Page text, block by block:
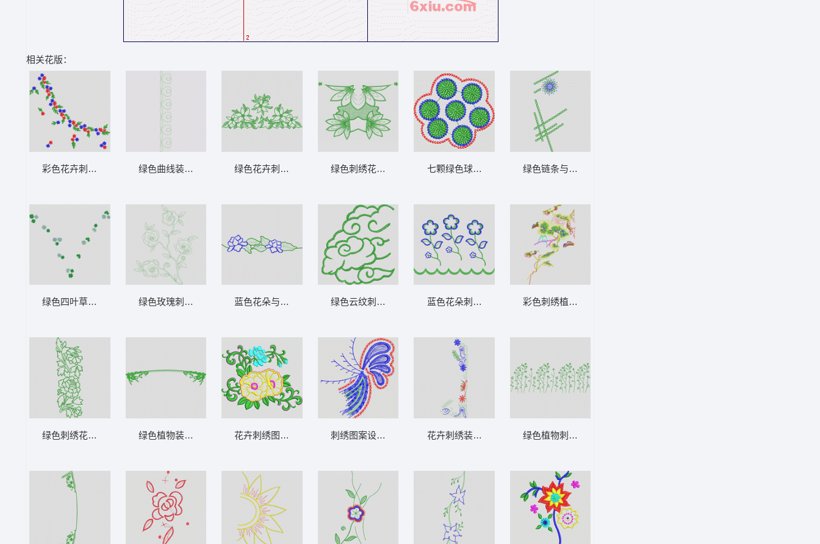
相关花版：
彩色花卉刺绣图案 花型
绿色四叶草图案分布图 花型
绿色刺绣花卉图案 花型
绿色曲线装饰图案 花型
绿色玫瑰刺绣图案 花型
绿色植物装饰边框 花型
绿色花卉刺绣图案 花型
蓝色花朵与绿色叶子图案 花型
花卉刺绣图案设计 花型
绿色刺绣花卉装饰图案 花型
绿色云纹刺绣图案 花型
刺绣图案设计图 花型
七颗绿色球体被红色边界包围 花型
蓝色花朵刺绣图案 花型
花卉刺绣装饰图案 花型
绿色链条与蓝色星形图案 花型
彩色刺绣植物与小鸟图案 花型
绿色植物刺绣图案 花型